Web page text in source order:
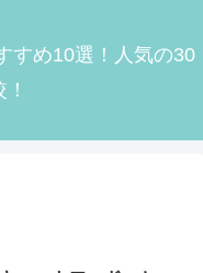
すめ10選！人気の30